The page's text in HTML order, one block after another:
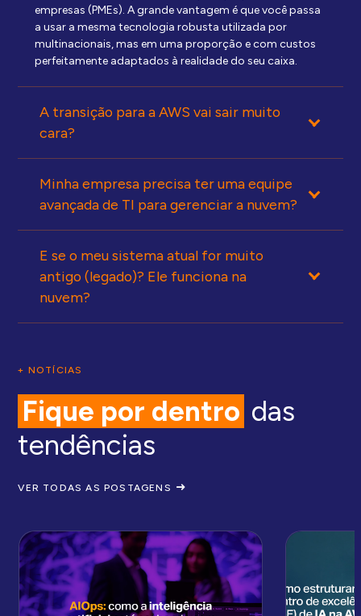
empresas (PMEs).A grande vantagem é que você passa
a usar a mesma tecnologia robusta utilizada por
multinacionais, mas em uma proporção e com custos
perfeitamente adaptados à realidade do seu caixa.
A transição para a AWS vai sair muito
cara?
Minha empresa precisa ter uma equipe
avançada de TI para gerenciar a nuvem?
E se o meu sistema atual for muito
antigo (legado)? Ele funciona na
nuvem?
+ NOTÍCIAS
Fique por dentro das
tendências
VER TODAS AS POSTAGENS